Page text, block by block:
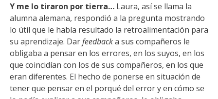
Y me lo tiraron por tierra… Laura, así se llama la
alumna alemana, respondió a la pregunta mostrando
lo útil que le había resultado la retroalimentación para
su aprendizaje. Darfeedbacka sus compañeros le
obligaba a pensar en los errores, en los suyos, en los
que coincidían con los de sus compañeros, en los que
eran diferentes. El hecho de ponerse en situación de
tener que pensar en el porqué del error y en cómo se